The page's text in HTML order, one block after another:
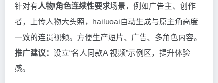
针对有人物/角色连续性要求场景，例如广告主、创作
者，上传人物大头照，hailuoai自动生成与原主角高度
一致的连贯视频。方便生产短片、广告、多角色内容。
推广建议： 设立“名人同款AI视频”示例区，提升体验
感。